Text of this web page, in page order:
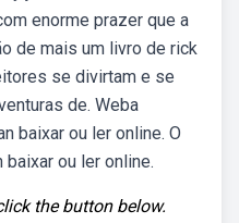
enorme prazer que a
de mais um livro de rick
se divirtam e se
de. Weba
baixar ou ler online. O
ou ler online.
the button below.